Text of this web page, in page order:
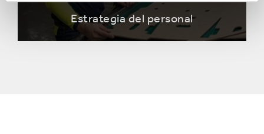
Estrategia del personal
Communities